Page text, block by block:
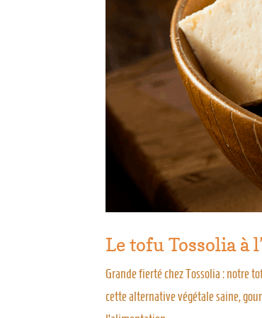
Le tofu Tossolia à
Grande fierté chez Tossolia : notre
cette alternative végétale saine,